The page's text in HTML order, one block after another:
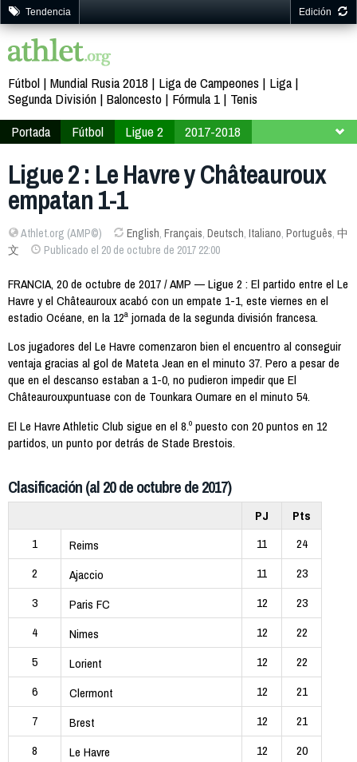
Tendencia Edición
Fútbol Mundial Rusia 2018 Liga de Campeones
Liga
Segunda División Baloncesto Fórmula 1
Tenis
Portada
Fútbol Ligue 2
2017-2018
Ligue 2 : Le Havre y Châteauroux
empatan 1-1
Athlet.org (AMP©) English, Français, Deutsch, Italiano, Português, 中
文
Publicado el 20 de octubre de 2017 22:00
FRANCIA, 20 de octubre de 2017 / AMP — Ligue 2 : El partido entre el Le
Havre y el Châteauroux acabó con un empate 1-1, este viernes en el
estadio Océane, en la 12ª jornada de la segunda división francesa.
Los jugadores del Le Havre comenzaron bien el encuentro al conseguir
ventaja gracias al gol de Mateta Jean en el minuto 37. Pero a pesar de
que en el descanso estaban a 1-0, no pudieron impedir que El
Châteaurouxpuntuase con de Tounkara Oumare en el minuto 54.
El Le Havre Athletic Club sigue en el 8.º puesto con 20 puntos en 12
partidos, un punto por detrás de Stade Brestois.
Clasificación (al 20 de octubre de 2017)
PJ
Pts
1
Reims 11
24
2
Ajaccio 11
23
3
Paris FC 12
23
4
Nimes 12
22
5
Lorient 12
22
6
Clermont 12
21
7
Brest 12
21
8
Le Havre 12
20